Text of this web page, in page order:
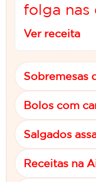
folga nas
Ver receita
Sobremesas
Bolos com
Salgados
Receitas na